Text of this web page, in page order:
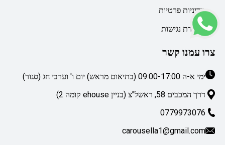
מדיניות פרטיות
הצהרת נגישות
צרו עמנו קשר
ימי א-ה 09:00-17:00 (בתיאום מראש) יום ו' וערבי חג (סגור)
דרך המכבים 58, ראשל"צ (בניין ehouse קומה 2)
0779973076
carousella1@gmail.com